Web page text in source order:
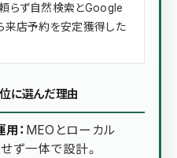
らず自然検索とGoogle
来店予約を安定獲得した
に選んだ理由
： MEOとローカル
ず一体で設計。